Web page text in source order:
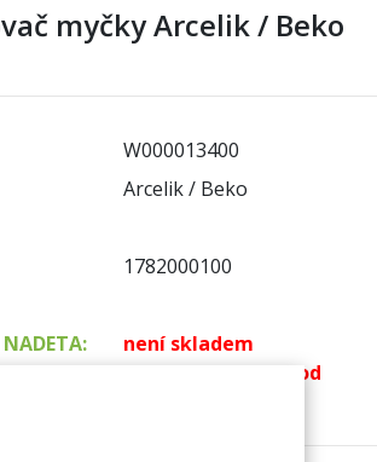
myčky Arcelik / Beko
W000013400
Arcelik / Beko
1782000100
není skladem
k dispozici do 48 hod